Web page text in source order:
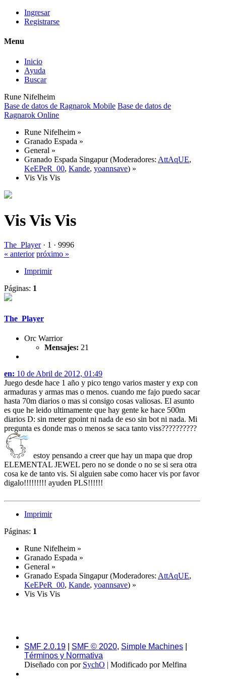
Ingresar
Registrarse
Menu
Inicio
Ayuda
Buscar
Rune Nifelheim
Base de datos de Ragnarok Mobile Base de datos de
Ragnarok Online
Rune Nifelheim »
Granado Espada »
General »
Granado Espada Singapur(Moderadores: AttAqUE,
KeEPeR_00, Kande, yoannsave) »
Vis Vis Vis
Vis Vis Vis
The_Player· 1 · 9996
« anterior próximo »
Imprimir
Páginas: 1
The_Player
Orc Warrior
Mensajes: 21
en: 10 de Abril de 2012, 01:49
Juego desde hace 1 año y pico tengo varios master y exp con
armaduras y armas mas o menos. cuando me fajo puedo sacar
hasta 70m diarios o mas si consigo cosas valiosas. El asunto
es que he leido ultimamente que hay gente ke hace 500m
diarios D: sin meter gpoint ni nada de eso sin bot ni nada. Mi
pregunta es donde mas o menos se saca tanto viss??????????
estoy pensando a creer que hay un mapa que drop
ELEMENTAL JEWEL pero no se donde o no se si sera otra
cosa ke de tanto vis. Si alguien sabe como hacer vis por favor
digalo!!!!!!!!! ayuden PLS!!!!!!
Imprimir
Páginas: 1
Rune Nifelheim »
Granado Espada »
General »
Granado Espada Singapur(Moderadores: AttAqUE,
KeEPeR_00, Kande, yoannsave) »
Vis Vis Vis
SMF 2.0.19 SMF © 2020, Simple Machines
Términos y Normativa
Diseñado con por SychO | Modificado por Melfina